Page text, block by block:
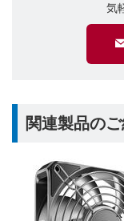
気
関連製品の